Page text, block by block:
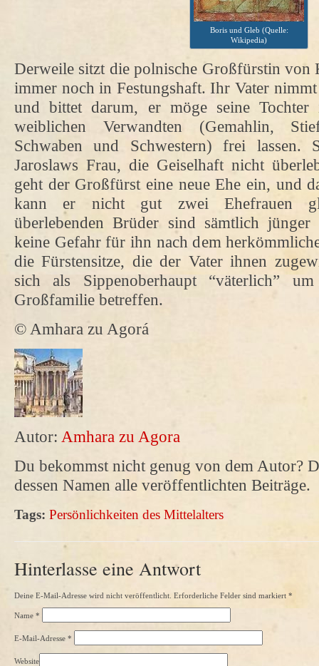
Boris und Gleb (Quelle:
Wikipedia)
Derweile sitzt die polnische Großfürstin von
immer noch in Festungshaft. Ihr Vater
und bittet darum, er möge seine Tochter
weiblichen Verwandten (Gemahlin,
Schwaben und Schwestern) frei lassen.
Jaroslaws Frau, die Geiselhaft nicht
geht der Großfürst eine neue Ehe ein, und
kann er nicht gut zwei Ehefrauen
überlebenden Brüder sind sämtlich
keine Gefahr für ihn nach dem
die Fürstensitze, die der Vater ihnen
sich als Sippenoberhaupt “väterlich”
Großfamilie betreffen.
© Amhara zu Agorá
Autor: Amhara zu Agora
Du bekommst nicht genug von dem Autor?
dessen Namen alle veröffentlichten Beiträge.
Tags: Persönlichkeiten des Mittelalters
Hinterlasse eine Antwort
Deine E-Mail-Adresse wird nicht veröffentlicht. Erforderliche Felder sind markiert *
Name *
E-Mail-Adresse *
Website